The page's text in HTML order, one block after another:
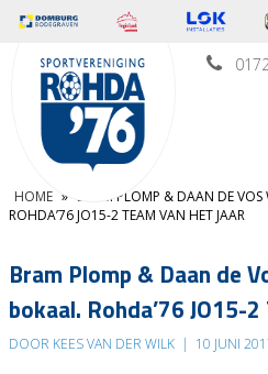
HOME » BRAM PLOMP & DAAN DE
ROHDA’76 JO15-2 TEAM VAN HET JAAR
Bram Plomp & Daan de
bokaal. Rohda’76 JO15-
DOOR KEES VAN DER WILK | 10 JUNI